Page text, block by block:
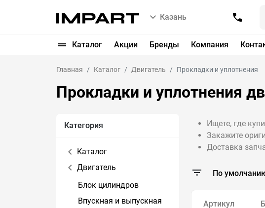
Казань
Каталог Акции Бренды Компания
Главная Каталог Двигатель Прокладки и уплотнения
Прокладки и уплотнения
Категория
Каталог
Двигатель
Блок цилиндров
Впускная и выпускная
Ищете, где
Закажите
Доставка
По
Артикул